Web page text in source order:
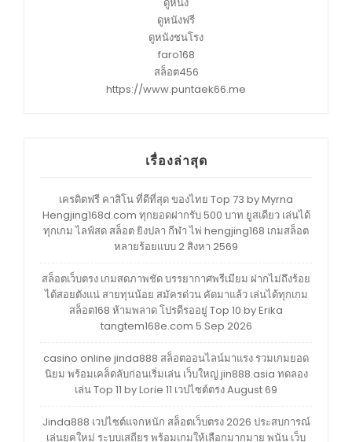
ดูหนังฟรี
ดูหนังชนโรง
faro168
สล็อต456
https://www.puntaek66.me
เรื่องล่าสุด
เครดิตฟรี คาสิโน ที่ดีที่สุด ของไทย Top 73 by Myrna
Hengjing168d.com ทุกยอดฝากรับ 500 บาท ยูสเดียว เล่นได้
ทุกเกม ไลฟ์สด สล็อต ยิงปลา กีฬา ไพ่ hengjing168 เกมสล็อต
หลายร้อยแบบ 2 สิงหา 2569
สล็อตเว็บตรง เกมสดภาพชัด บรรยากาศพรีเมียม ฝากไม่ถึงร้อย
ได้สอยตังแน่ สายทุนน้อย สมัครด่วน คัดมาแล้ว เล่นได้ทุกเกม
สล็อต168 ห้ามพลาด โปรดีรออยู่ Top 10 by Erika
tangtem168e.com 5 Sep 2026
casino online jinda888 สล็อตออนไลน์มาแรง รวมเกมยอด
นิยม พร้อมเคล็ดลับก่อนเริ่มเล่น เว็บใหญ่ jin888.asia ทดลอง
เล่น Top 11 by Lorie 11 เวปไซต์ตรง August 69
Jinda888 เวปไซต์แจกหนัก สล็อตเว็บตรง 2026 ประสบการณ์
เล่นยุคใหม่ ระบบเสถียร พร้อมเกมให้เลือกมากมาย พนัน เว็บ